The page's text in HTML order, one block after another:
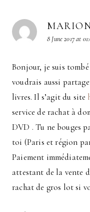
8 June 2017 at
Bonjour, je suis
voudrais aussi
livres. Il s’agit du site
service de rachat à
DVD . Tu ne bouges
toi (Paris et région
Paiement
attestant de la vente
rachat de gros lot si